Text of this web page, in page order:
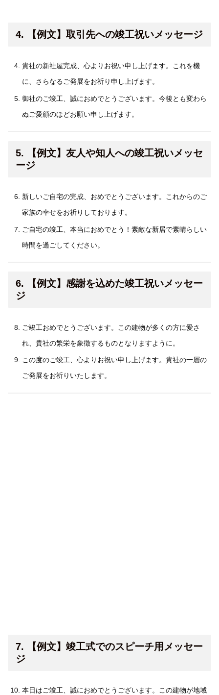
4. 【例文】取引先への竣工祝いメッセージ
貴社の新社屋完成、心よりお祝い申し上げます。これを機
に、さらなるご発展をお祈り申し上げます。
御社のご竣工、誠におめでとうございます。今後とも変わら
ぬご愛顧のほどお願い申し上げます。
5. 【例文】友人や知人への竣工祝いメッセ
ージ
新しいご自宅の完成、おめでとうございます。これからのご
家族の幸せをお祈りしております。
ご自宅の竣工、本当におめでとう！素敵な新居で素晴らしい
時間を過ごしてください。
6. 【例文】感謝を込めた竣工祝いメッセー
ジ
ご竣工おめでとうございます。この建物が多くの方に愛さ
れ、貴社の繁栄を象徴するものとなりますように。
この度のご竣工、心よりお祝い申し上げます。貴社の一層の
ご発展をお祈りいたします。
7. 【例文】竣工式でのスピーチ用メッセー
ジ
本日はご竣工、誠におめでとうございます。この建物が地域